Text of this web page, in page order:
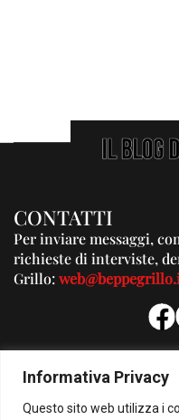
Informativa Privacy
Questo sito web utilizza i
CONTATTI
Per inviare messaggi,
richieste di interviste,
Grillo: